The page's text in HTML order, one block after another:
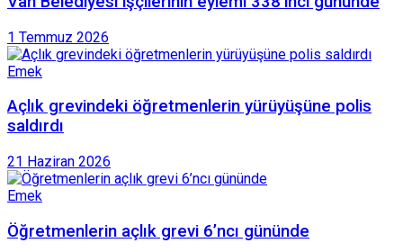
1 Temmuz 2026
Emek
Açlık grevindeki öğretmenlerin yürüyüşüne polis
saldırdı
21 Haziran 2026
Emek
Öğretmenlerin açlık grevi 6’ncı gününde